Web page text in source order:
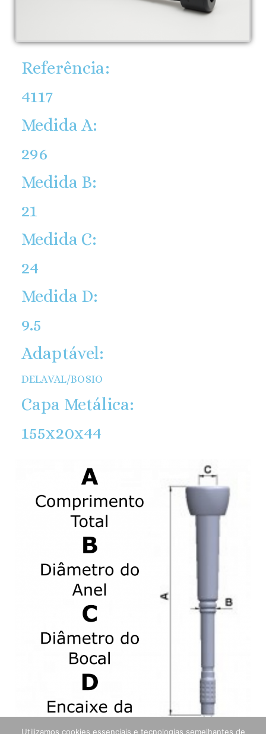
Referência:
4117
Medida A:
296
Medida B:
21
Medida C:
24
Medida D:
9.5
Adaptável:
DELAVAL/BOSIO
Capa Metálica:
155x20x44
Utilizamos cookies essenciais e tecnologias semelhantes de